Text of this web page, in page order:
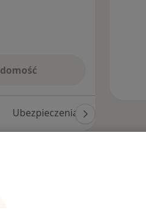
Ubezpieczenia